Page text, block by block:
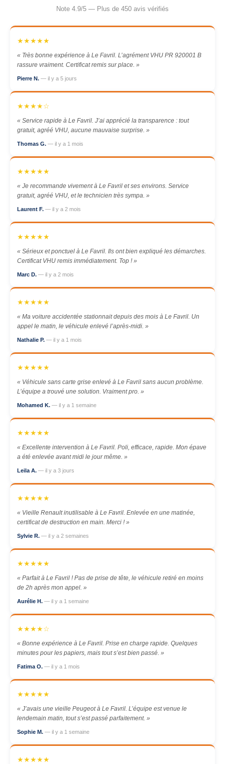
Note 4.9/5 — Plus de 450 avis vérifiés
★★★★★
« Très bonne expérience à Le Favril. L’agrément VHU PR 920001 B
rassure vraiment. Certificat remis sur place. »
Pierre N. — il y a 5 jours
★★★★☆
« Service rapide à Le Favril. J’ai apprécié la transparence : tout
gratuit, agréé VHU, aucune mauvaise surprise. »
Thomas G. — il y a 1 mois
★★★★★
« Je recommande vivement à Le Favril et ses environs. Service
gratuit, agréé VHU, et le technicien très sympa. »
Laurent F. — il y a 2 mois
★★★★★
« Sérieux et ponctuel à Le Favril. Ils ont bien expliqué les démarches.
Certificat VHU remis immédiatement. Top ! »
Marc D. — il y a 2 mois
★★★★★
« Ma voiture accidentée stationnait depuis des mois à Le Favril. Un
appel le matin, le véhicule enlevé l’après-midi. »
Nathalie P. — il y a 1 mois
★★★★★
« Véhicule sans carte grise enlevé à Le Favril sans aucun problème.
L’équipe a trouvé une solution. Vraiment pro. »
Mohamed K. — il y a 1 semaine
★★★★★
« Excellente intervention à Le Favril. Poli, efficace, rapide. Mon épave
a été enlevée avant midi le jour même. »
Leila A. — il y a 3 jours
★★★★★
« Vieille Renault inutilisable à Le Favril. Enlevée en une matinée,
certificat de destruction en main. Merci ! »
Sylvie R. — il y a 2 semaines
★★★★★
« Parfait à Le Favril ! Pas de prise de tête, le véhicule retiré en moins
de 2h après mon appel. »
Aurélie H. — il y a 1 semaine
★★★★☆
« Bonne expérience à Le Favril. Prise en charge rapide. Quelques
minutes pour les papiers, mais tout s’est bien passé. »
Fatima O. — il y a 1 mois
★★★★★
« J’avais une vieille Peugeot à Le Favril. L’équipe est venue le
lendemain matin, tout s’est passé parfaitement. »
Sophie M. — il y a 1 semaine
★★★★★